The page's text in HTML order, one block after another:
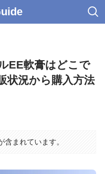
EE軟膏はどこで
状況から購入方法
含まれています。